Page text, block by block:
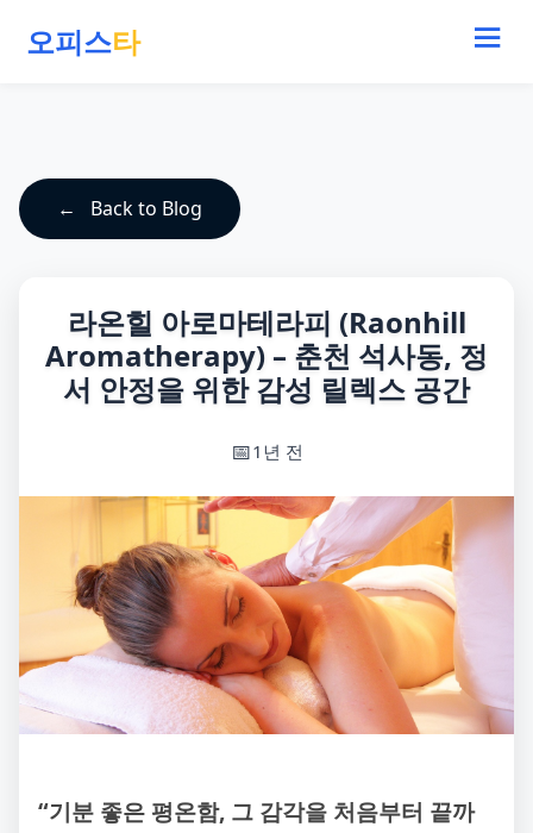
오피스타
Back to Blog
라온힐 아로마테라피 (Raonhill
Aromatherapy) – 춘천 석사동, 정
서 안정을 위한 감성 릴렉스 공간
1년 전
“기분 좋은 평온함, 그 감각을 처음부터 끝까